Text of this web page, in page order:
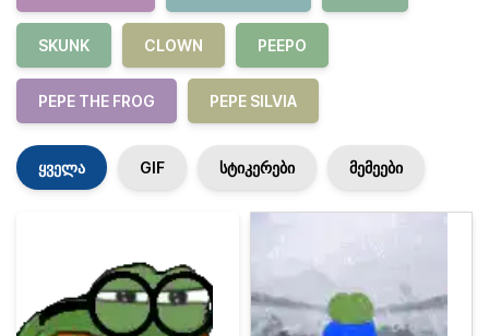
SKUNK CLOWN PEEPO
PEPE THE FROG PEPE SILVIA
ყველა GIF სტიკერები მემეები